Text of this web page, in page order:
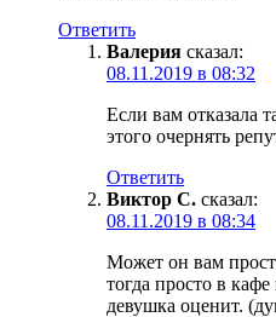
Ответить
Валерия сказал:
08.11.2019 в 08:32
Если вам отказала
этого очернять
Ответить
Виктор С. сказал:
08.11.2019 в 08:34
Может он вам
тогда просто в
девушка оценит.